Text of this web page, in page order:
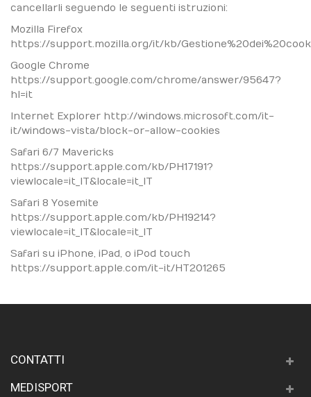
cancellarli seguendo le seguenti istruzioni:
Mozilla Firefox
https://support.mozilla.org/it/kb/
Google Chrome
https://support.google.com/chrome/answer/95647?
hl=it
Internet Explorer http://windows.microsoft.com/it-
it/windows-vista/block-or-allow-cookies
Safari 6/7 Mavericks
https://support.apple.com/kb/PH17191?
viewlocale=it_IT&locale=it_IT
Safari 8 Yosemite
https://support.apple.com/kb/PH19214?
viewlocale=it_IT&locale=it_IT
Safari su iPhone, iPad, o iPod touch
https://support.apple.com/it-it/HT201265
CONTATTI
MEDISPORT